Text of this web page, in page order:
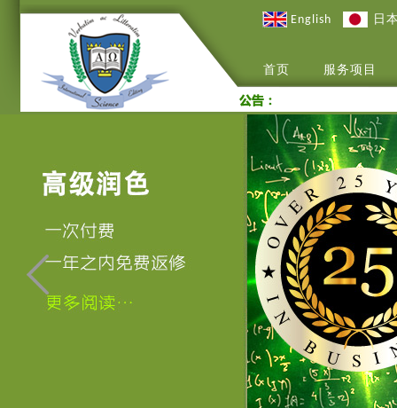
English 日
首页 服务项目